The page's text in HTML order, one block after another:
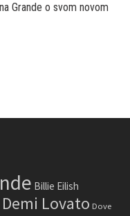
Grande o svom novom
Billie Eilish
Demi Lovato Dove